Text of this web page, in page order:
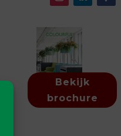
Bekijk
brochure